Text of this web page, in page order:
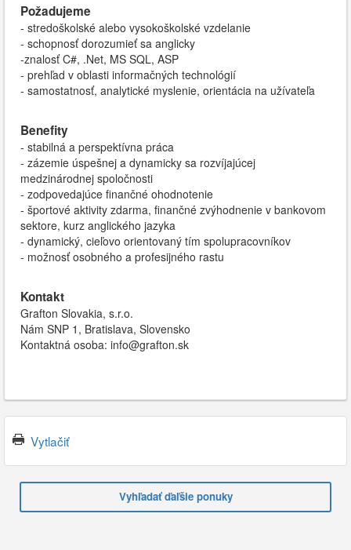
Požadujeme
- stredoškolské alebo vysokoškolské vzdelanie
- schopnosť dorozumieť sa anglicky
-znalosť C#, .Net, MS SQL, ASP
- prehľad v oblasti informačných technológií
- samostatnosť, analytické myslenie, orientácia na užívateľa
Benefity
- stabilná a perspektívna práca
- zázemie úspešnej a dynamicky sa rozvíjajúcej
medzinárodnej spoločnosti
- zodpovedajúce finančné ohodnotenie
- športové aktivity zdarma, finančné zvýhodnenie v bankovom
sektore, kurz anglického jazyka
- dynamický, cieľovo orientovaný tím spolupracovníkov
- možnosť osobného a profesijného rastu
Kontakt
Grafton Slovakia, s.r.o.
Nám SNP 1, Bratislava, Slovensko
Kontaktná osoba: info@grafton.sk
Vytlačiť
Vyhľadať ďaľšie ponuky